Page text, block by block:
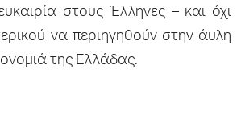
στους Έλληνες – και όχι
να περιηγηθούν στην άυλη
της Ελλάδας.